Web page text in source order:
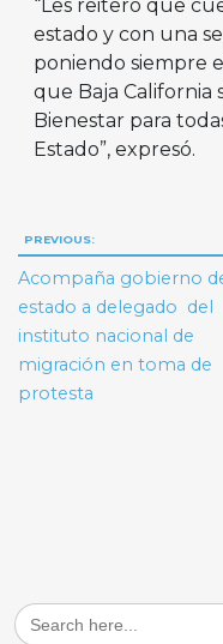
“Les reitero que
estado y con una
poniendo siempre
que Baja California
Bienestar para
Estado”, expresó.
Navegación
de
entradas
PREVIOUS:
Acompaña gobierno
estado a delegado del
instituto nacional de
migración en toma de
protesta
Search
for: